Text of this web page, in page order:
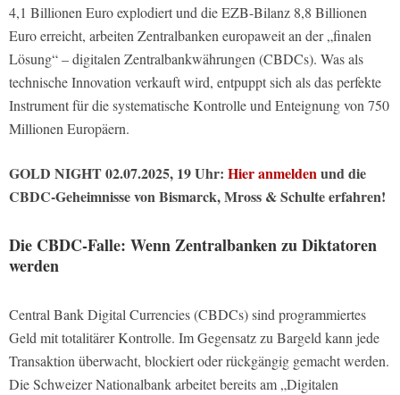
4,1 Billionen Euro explodiert und die EZB-Bilanz 8,8 Billionen
Euro erreicht, arbeiten Zentralbanken europaweit an der „finalen
Lösung“ – digitalen Zentralbankwährungen (CBDCs). Was als
technische Innovation verkauft wird, entpuppt sich als das perfekte
Instrument für die systematische Kontrolle und Enteignung von 750
Millionen Europäern.
GOLD NIGHT 02.07.2025, 19 Uhr: Hier anmeldenund die
CBDC-Geheimnisse von Bismarck, Mross & Schulte erfahren!
Die CBDC-Falle: Wenn Zentralbanken zu Diktatoren
werden
Central Bank Digital Currencies (CBDCs) sind programmiertes
Geld mit totalitärer Kontrolle. Im Gegensatz zu Bargeld kann jede
Transaktion überwacht, blockiert oder rückgängig gemacht werden.
Die Schweizer Nationalbank arbeitet bereits am „Digitalen